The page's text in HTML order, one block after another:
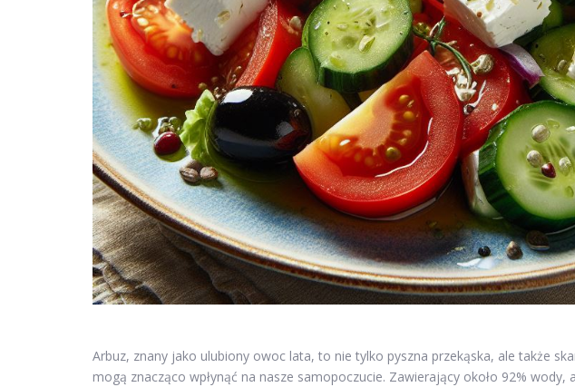
Arbuz, znany jako ulubiony owoc lata, to nie tylko pyszna przekąska, ale także
mogą znacząco wpłynąć na nasze samopoczucie. Zawierający około 92%